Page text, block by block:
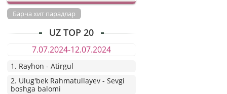
Барча хит парадлар
UZ TOP 20
7.07.2024-12.07.2024
1. Rayhon - Atirgul
2. Ulug'bek Rahmatullayev - Sevgi
boshga balomi